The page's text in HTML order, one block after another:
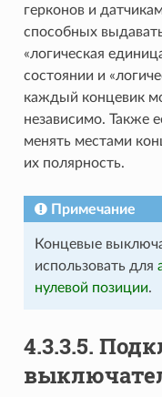
герконов и
способных
«логическая
состоянии и
каждый концевик
независимо. Также
менять местами
их полярность.
Примечание
Концевые
использовать для
нулевой позиции.
4.3.3.5.